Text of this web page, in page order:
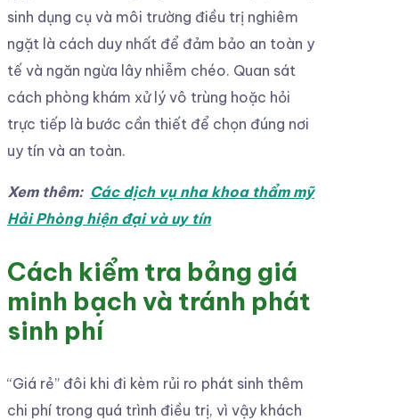
sinh dụng cụ và môi trường điều trị nghiêm
ngặt là cách duy nhất để đảm bảo an toàn y
tế và ngăn ngừa lây nhiễm chéo. Quan sát
cách phòng khám xử lý vô trùng hoặc hỏi
trực tiếp là bước cần thiết để chọn đúng nơi
uy tín và an toàn.
Xem thêm: Các dịch vụ nha khoa thẩm mỹ
Hải Phòng hiện đại và uy tín
Cách kiểm tra bảng giá
minh bạch và tránh phát
sinh phí
“Giá rẻ” đôi khi đi kèm rủi ro phát sinh thêm
chi phí trong quá trình điều trị, vì vậy khách